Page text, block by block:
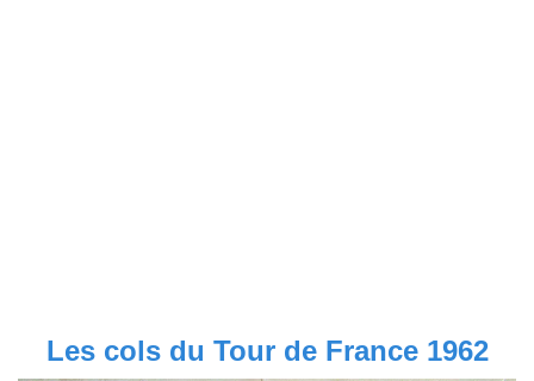
Les cols du Tour de France 1962